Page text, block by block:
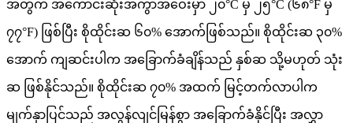
အတွက် အကောင်းဆုံးအကွာအဝေးမှာ ၂၀°C မှ ၂၅°C (၆၈°F မှ
၇၇°F) ဖြစ်ပြီး စိုထိုင်းဆ ၆၀% အောက်ဖြစ်သည်။ စိုထိုင်းဆ ၃၀%
အောက် ကျဆင်းပါက အခြောက်ခံချိန်သည် နှစ်ဆ သို့မဟုတ် သုံး
ဆ ဖြစ်နိုင်သည်။ စိုထိုင်းဆ ၇၀% အထက် မြင့်တက်လာပါက
မျက်နှာပြင်သည် အလွန်လျင်မြန်စွာ အခြောက်ခံနိုင်ပြီး အလွှာ